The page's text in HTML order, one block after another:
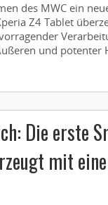
des MWC ein
Z4 Tablet
und potenter
Die erste
mit